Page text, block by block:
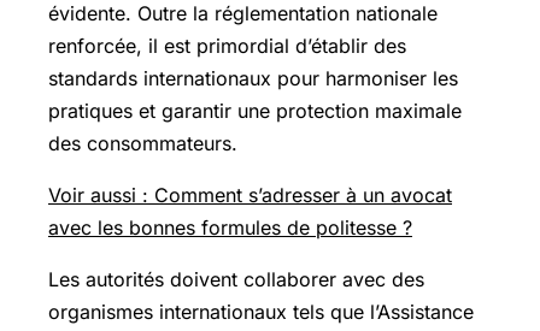
évidente. Outre la réglementation nationale
renforcée, il est primordial d’établir des
standards internationaux pour harmoniser les
pratiques et garantir une protection maximale
des consommateurs.
Voir aussi : Comment s’adresser à un avocat
avec les bonnes formules de politesse ?
Les autorités doivent collaborer avec des
organismes internationaux tels que l’Assistance